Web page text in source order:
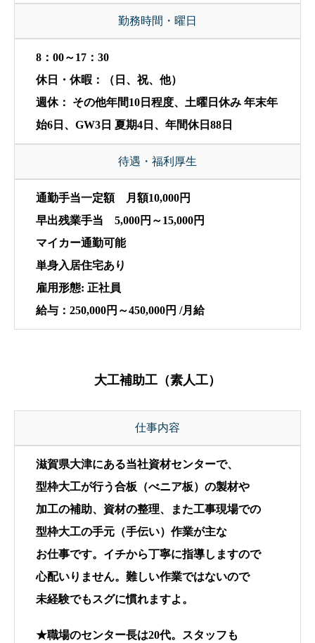
勤務時間・曜日
8：00～17：30
休日・休暇：（日、祝、他）
週休： その他年間10日程度、土曜日休み 年末年
始6日、GW3日 夏期4日、年間休日88日
待遇・福利厚生
通勤手当一定額 月額10,000円
早出残業手当 5,000円～15,000円
マイカー通勤可能
単身入居住宅あり
雇用形態: 正社員
給与：250,000円～450,000円 /月給
大工補助工（素人工）
仕事内容
滋賀県大津にある当社資材センターで、
型枠大工が行う合板（べニア板）の製材や
加工の補助、資材の整理、また工事現場での
型枠大工の手元（手伝い）作業が主な
お仕事です。イチから丁寧に指導しますので
心配いりません。難しい作業ではないので
未経験でもスグに慣れますよ。
★職場のセンター長は20代。スタッフも